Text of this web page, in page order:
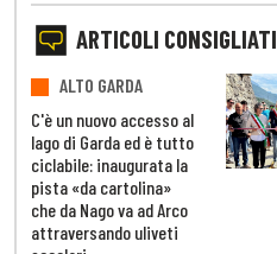
ARTICOLI CONSIGLIATI
ALTO GARDA
C'è un nuovo accesso al
lago di Garda ed è tutto
ciclabile: inaugurata la
pista «da cartolina»
che da Nago va ad Arco
attraversando uliveti